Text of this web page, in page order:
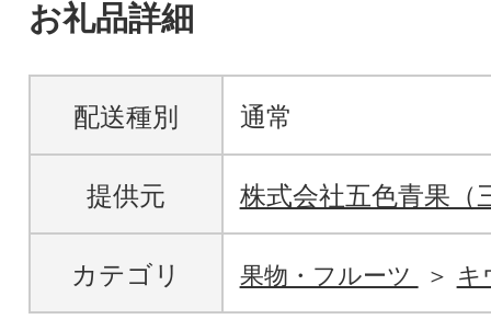
お礼品詳細
配送種別 通常
提供元 株式会社五色青果（
カテゴリ 果物・フルーツ キ